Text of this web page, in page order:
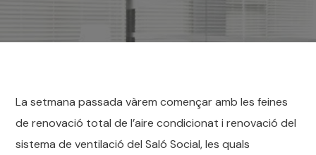
La setmana passada vàrem començar amb les feines
de renovació total de l’aire condicionat i renovació del
sistema de ventilació del Saló Social, les quals